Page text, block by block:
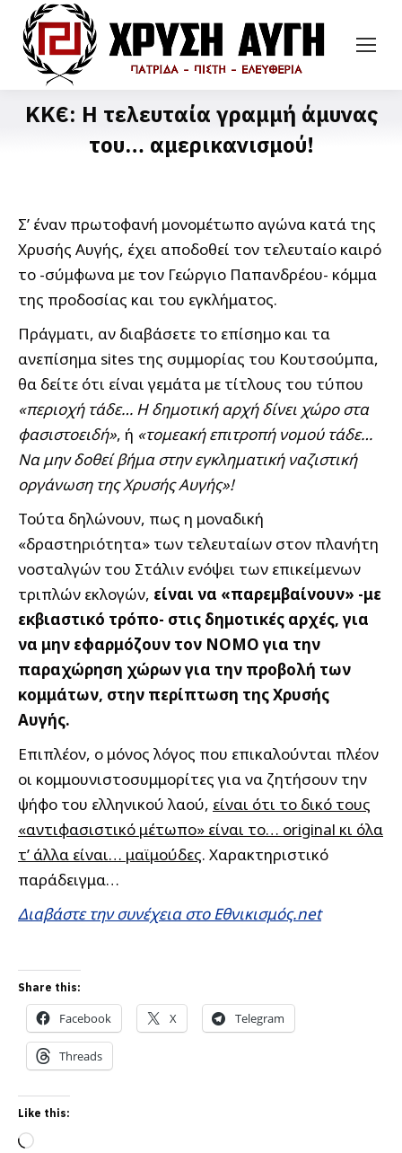
ΚΚ€: Η τελευταία γραμμή άμυνας
του… αμερικανισμού!
Σ’ έναν πρωτοφανή μονομέτωπο αγώνα κατά της
Χρυσής Αυγής, έχει αποδοθεί τον τελευταίο καιρό
το -σύμφωνα με τον Γεώργιο Παπανδρέου- κόμμα
της προδοσίας και του εγκλήματος.
Πράγματι, αν διαβάσετε το επίσημο και τα
ανεπίσημα sites της συμμορίας του Κουτσούμπα,
θα δείτε ότι είναι γεμάτα με τίτλους του τύπου
«περιοχή τάδε… Η δημοτική αρχή δίνει χώρο στα
φασιστοειδή», ή «τομεακή επιτροπή νομού τάδε…
Να μην δοθεί βήμα στην εγκληματική ναζιστική
οργάνωση της Χρυσής Αυγής»!
Τούτα δηλώνουν, πως η μοναδική
«δραστηριότητα» των τελευταίων στον πλανήτη
νοσταλγών του Στάλιν ενόψει των επικείμενων
τριπλών εκλογών, είναι να «παρεμβαίνουν» -με
εκβιαστικό τρόπο- στις δημοτικές αρχές, για
να μην εφαρμόζουν τον ΝΟΜΟ για την
παραχώρηση χώρων για την προβολή των
κομμάτων, στην περίπτωση της Χρυσής
Αυγής.
Επιπλέον, ο μόνος λόγος που επικαλούνται πλέον
οι κομμουνιστοσυμμορίτες για να ζητήσουν την
ψήφο του ελληνικού λαού, είναι ότι το δικό τους
«αντιφασιστικό μέτωπο» είναι το… original κι όλα
τ’ άλλα είναι… μαϊμούδες. Χαρακτηριστικό
παράδειγμα…
Διαβάστε την συνέχεια στο Εθνικισμός.net
Share this:
Facebook X Telegram
Threads
Like this:
Loading…